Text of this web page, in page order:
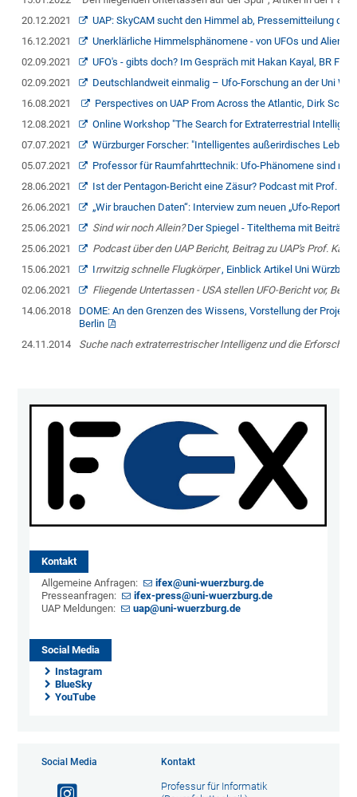
20.12.2021
UAP: SkyCAM sucht den Himmel ab, Pressemitteilung
16.12.2021
Unerklärliche Himmelsphänomene - von UFOs und
02.09.2021
UFO's - gibts doch? Im Gespräch mit Hakan Kayal, BR
02.09.2021
Deutschlandweit einmalig – Ufo-Forschung an der Uni
16.08.2021
Perspectives on UAP From Across the Atlantic, Dirk
12.08.2021
Online Workshop "The Search for Extraterrestrial
07.07.2021
Würzburger Forscher: "Intelligentes außerirdisches Leben
05.07.2021
Professor für Raumfahrttechnik: Ufo-Phänomene sind
28.06.2021
Ist der Pentagon-Bericht eine Zäsur? Podcast mit Prof.
26.06.2021
„Wir brauchen Daten“: Interview zum neuen „Ufo-Report“
25.06.2021
Sind wir noch Allein?Der Spiegel - Titelthema mit
25.06.2021
Podcast über den UAP Bericht, Beitrag zu UAP's Prof. Kayal
15.06.2021
Irrwitzig schnelle Flugkörper, Einblick Artikel Uni Würzburg
02.06.2021
Fliegende Untertassen - USA stellen UFO-Bericht vor,
14.06.2018
DOME: An den Grenzen des Wissens, Vorstellung der
Berlin
24.11.2014
Suche nach extraterrestrischer Intelligenz und die
Kontakt
Allgemeine Anfragen:
ifex@uni-wuerzburg.de
Presseanfragen:
ifex-press@uni-wuerzburg.de
UAP Meldungen:
uap@uni-wuerzburg.de
Social Media
Instagram
BlueSky
YouTube
Social Media Kontakt
Professur für Informatik